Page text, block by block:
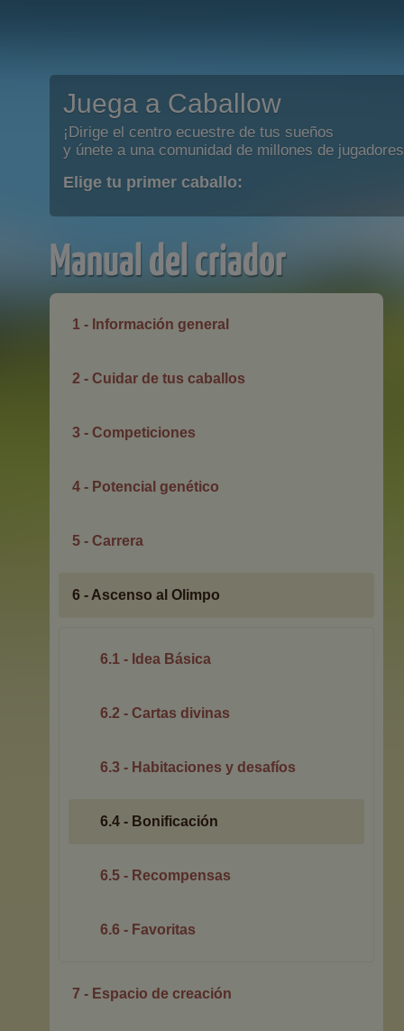
Juega a Caballow
¡Dirige el centro ecuestre de tus sueños
y únete a una comunidad de millones de
Elige tu primer caballo:
Manual del criador
1 - Información general
2 - Cuidar de tus caballos
3 - Competiciones
4 - Potencial genético
5 - Carrera
6 - Ascenso al Olimpo
6.1 - Idea Básica
6.2 - Cartas divinas
6.3 - Habitaciones y desafíos
6.4 - Bonificación
6.5 - Recompensas
6.6 - Favoritas
7 - Espacio de creación